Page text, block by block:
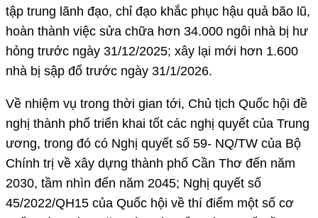
tập trung lãnh đạo, chỉ đạo khắc phục hậu quả bão lũ,
hoàn thành việc sửa chữa hơn 34.000 ngôi nhà bị hư
hỏng trước ngày 31/12/2025; xây lại mới hơn 1.600
nhà bị sập đổ trước ngày 31/1/2026.
Về nhiệm vụ trong thời gian tới, Chủ tịch Quốc hội đề
nghị thành phố triển khai tốt các nghị quyết của Trung
ương, trong đó có Nghị quyết số 59- NQ/TW của Bộ
Chính trị về xây dựng thành phố Cần Thơ đến năm
2030, tầm nhìn đến năm 2045; Nghị quyết số
45/2022/QH15 của Quốc hội về thí điểm một số cơ